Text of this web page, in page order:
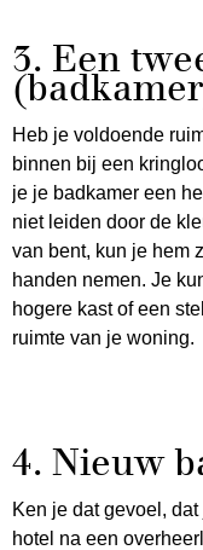
3. Een
Heb je voldoende
binnen bij een
je je badkamer een
niet leiden door de
van bent, kun je hem
handen nemen. Je
hogere kast of een
ruimte van je woning.
4. Nieuw
Ken je dat gevoel,
hotel na een